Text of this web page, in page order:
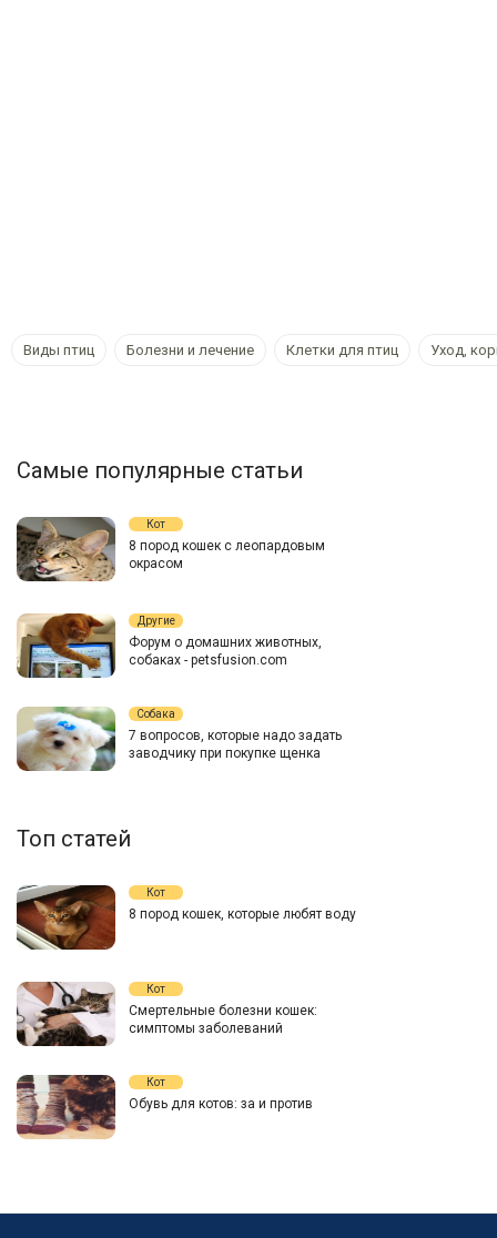
Виды птиц Болезни и лечение Клетки для птиц Уход,
Самые популярные статьи
Кот
8 пород кошек с леопардовым
окрасом
Другие
Форум о домашних животных,
собаках - petsfusion.com
Собака
7 вопросов, которые надо задать
заводчику при покупке щенка
Топ статей
Кот
8 пород кошек, которые любят воду
Кот
Смертельные болезни кошек:
симптомы заболеваний
Кот
Обувь для котов: за и против